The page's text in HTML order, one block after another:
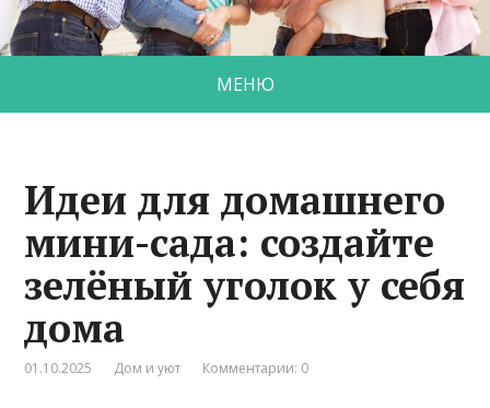
МЕНЮ
Идеи для домашнего
мини-сада: создайте
зелёный уголок у себя
дома
01.10.2025 Дом и уют Комментарии: 0